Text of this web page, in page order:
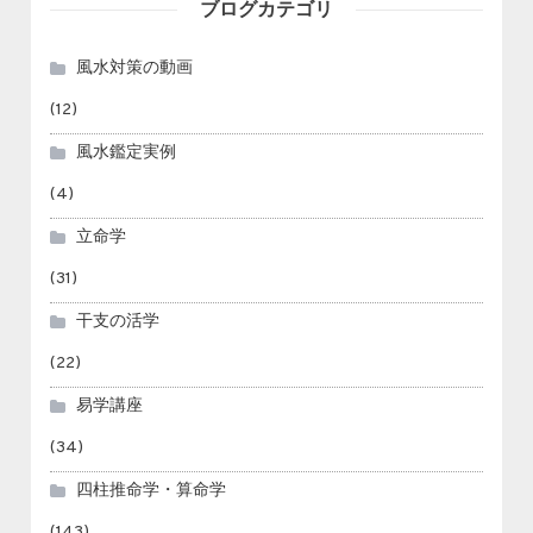
ブログカテゴリ
風水対策の動画
(12)
風水鑑定実例
(4)
立命学
(31)
干支の活学
(22)
易学講座
(34)
四柱推命学・算命学